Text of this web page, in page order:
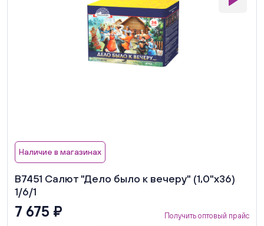
Наличие в магазинах
В7451 Салют "Дело было к вечеру" (1,0"х36)
1/6/1
7 675 ₽ Получить оптовый прайс